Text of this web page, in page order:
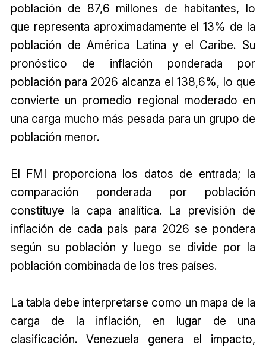
población de 87,6 millones de habitantes, lo
que representa aproximadamente el 13% de la
población de América Latina y el Caribe. Su
pronóstico de inflación ponderada por
población para 2026 alcanza el 138,6%, lo que
convierte un promedio regional moderado en
una carga mucho más pesada para un grupo de
población menor.
El FMI proporciona los datos de entrada; la
comparación ponderada por población
constituye la capa analítica. La previsión de
inflación de cada país para 2026 se pondera
según su población y luego se divide por la
población combinada de los tres países.
La tabla debe interpretarse como un mapa de la
carga de la inflación, en lugar de una
clasificación. Venezuela genera el impacto,